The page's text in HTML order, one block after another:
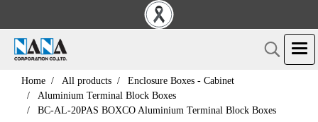
Home All products
Enclosure Boxes - Cabinet
Aluminium Terminal Block Boxes
BC-AL-20PAS BOXCO Aluminium Terminal Block Boxes